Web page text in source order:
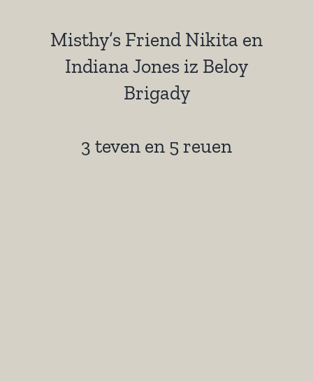
Misthy’s Friend Nikita en
Indiana Jones iz Beloy
Brigady
3 teven en 5 reuen